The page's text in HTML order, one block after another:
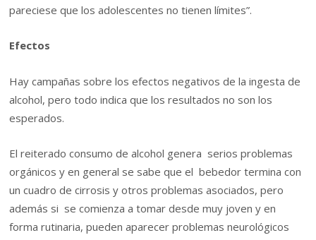
pareciese que los adolescentes no tienen límites”.
Efectos
Hay campañas sobre los efectos negativos de la ingesta de
alcohol, pero todo indica que los resultados no son los
esperados.
El reiterado consumo de alcohol genera serios problemas
orgánicos y en general se sabe que el bebedor termina con
un cuadro de cirrosis y otros problemas asociados, pero
además si se comienza a tomar desde muy joven y en
forma rutinaria, pueden aparecer problemas neurológicos